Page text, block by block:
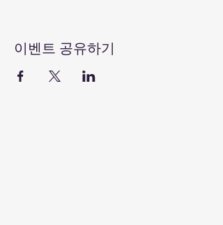
이벤트 공유하기